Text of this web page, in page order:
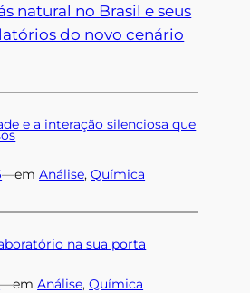
natural no Brasil e seus
do novo cenário
e a interação silenciosa que
—emAnálise, Química
na sua porta
—emAnálise, Química